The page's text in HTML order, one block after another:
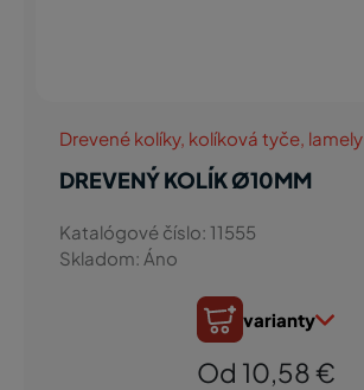
Drevené kolíky, kolíková tyče, lamely
DREVENÝ KOLÍK Ø10MM
Katalógové číslo: 11555
Skladom: Áno
varianty
Od 10,58 €